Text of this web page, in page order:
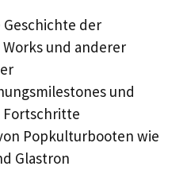
Geschichte der
und anderer
und
Fortschritte
Popkulturbooten wie
Glastron